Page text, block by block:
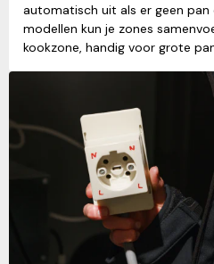
automatisch uit als er geen
modellen kun je zones
kookzone, handig voor grote